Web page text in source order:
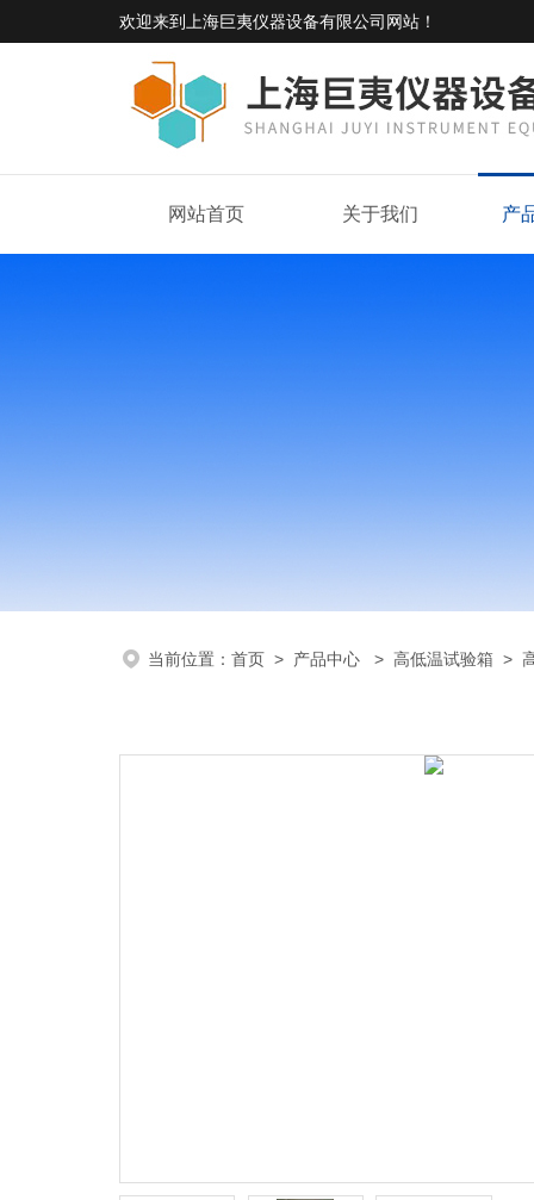
欢迎来到 上海巨夷仪器设备有限公司网站 ！
网站首页 关于我们 产
当前位置： 首页 > 产品中心 > 高低温试验箱 >